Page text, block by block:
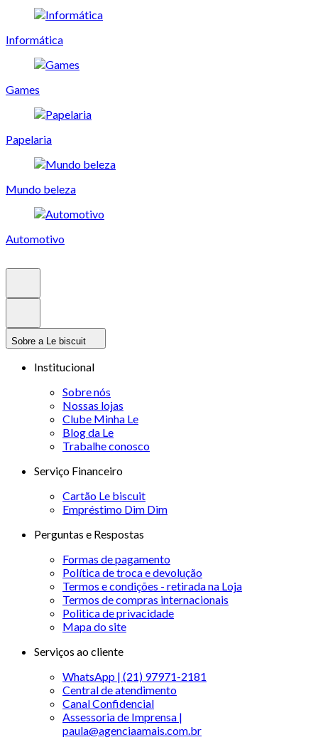
Informática
Games
Papelaria
Mundo beleza
Automotivo
Sobre a Le biscuit
Institucional
Sobre nós
Nossas lojas
Clube Minha Le
Blog da Le
Trabalhe conosco
Serviço Financeiro
Cartão Le biscuit
Empréstimo Dim Dim
Perguntas e Respostas
Formas de pagamento
Política de troca e devolução
Termos e condições - retirada na Loja
Termos de compras internacionais
Politica de privacidade
Mapa do site
Serviços ao cliente
WhatsApp | (21) 97971-2181
Central de atendimento
Canal Confidencial
Assessoria de Imprensa |
paula@agenciaamais.com.br